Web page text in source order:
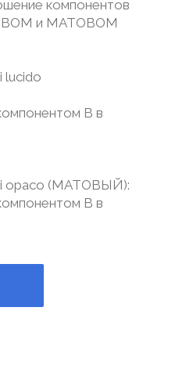
компонентов
и МАТОВОМ
lucido
B в
opaco (МАТОВЫЙ):
B в